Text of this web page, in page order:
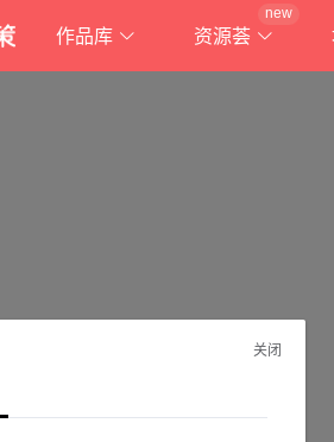
作品库 资源荟
new
关闭